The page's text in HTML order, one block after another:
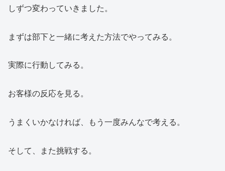
しずつ変わっていきました。
まずは部下と一緒に考えた方法でやってみる。
実際に行動してみる。
お客様の反応を見る。
うまくいかなければ、もう一度みんなで考える。
そして、また挑戦する。